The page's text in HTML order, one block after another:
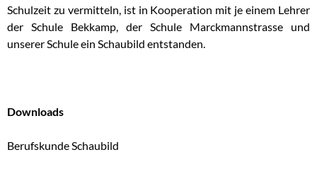
Schulzeit zu vermitteln, ist in Kooperation mit je einem Lehrer
der Schule Bekkamp, der Schule Marckmannstrasse und
unserer Schule ein Schaubild entstanden.
Downloads
Berufskunde Schaubild